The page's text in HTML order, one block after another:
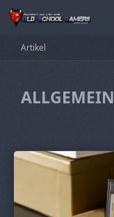
Artikel
ALLGEMEIN